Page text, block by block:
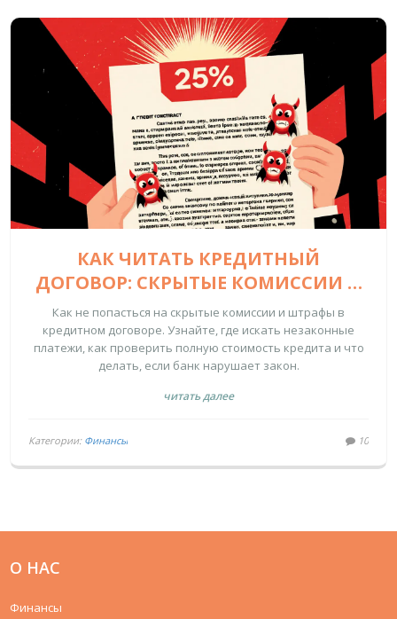
КАК ЧИТАТЬ КРЕДИТНЫЙ
ДОГОВОР: СКРЫТЫЕ КОМИССИИ И
ШТРАФЫ
Как не попасться на скрытые комиссии и штрафы в
кредитном договоре. Узнайте, где искать незаконные
платежи, как проверить полную стоимость кредита и что
делать, если банк нарушает закон.
читать далее
Категории: Финансы 10
О НАС
Финансы